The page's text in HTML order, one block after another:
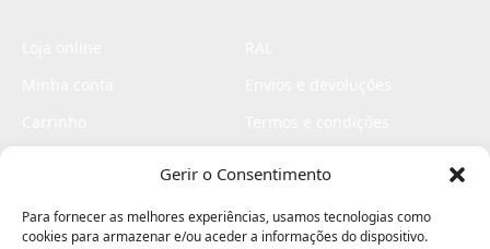
Gerir o Consentimento
Para fornecer as melhores experiências, usamos tecnologias como
cookies para armazenar e/ou aceder a informações do dispositivo.
Livro de elogios